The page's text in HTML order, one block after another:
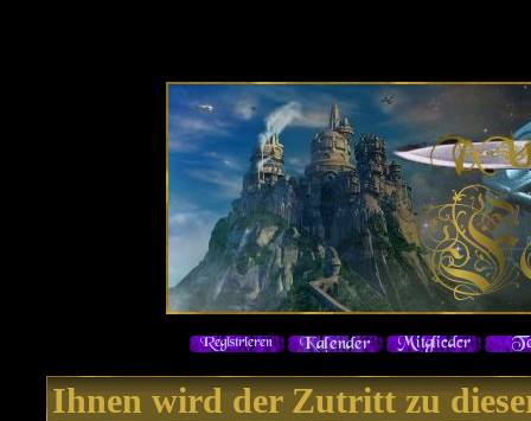
Ihnen wird der Zutritt zu